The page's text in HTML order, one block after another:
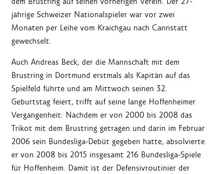
jährige Schweizer Nationalspieler war vor zwei
Monaten per Leihe vom Kraichgau nach Cannstatt
gewechselt.
Auch Andreas Beck, der die Mannschaft mit dem
Brustring in Dortmund erstmals als Kapitän auf das
Spielfeld führte und am Mittwoch seinen 32.
Geburtstag feiert, trifft auf seine lange Hoffenheimer
Vergangenheit: Nachdem er von 2000 bis 2008 das
Trikot mit dem Brustring getragen und darin im Februar
2006 sein Bundesliga-Debüt gegeben hatte, absolvierte
er von 2008 bis 2015 insgesamt 216 Bundesliga-Spiele
für Hoffenheim. Damit ist der Defensivroutinier der